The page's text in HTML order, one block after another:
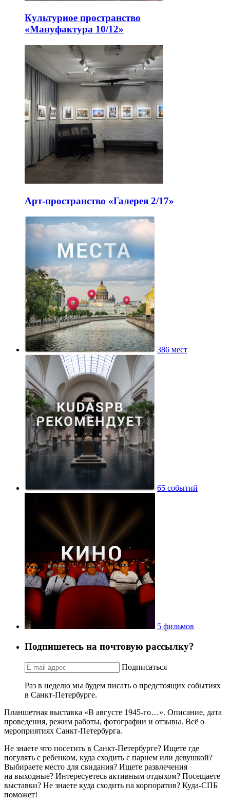
Культурное пространство
«Мануфактура 10/12»
Арт-пространство «Галерея 2/17»
386 мест
65 событий
5 фильмов
Подпишетесь на почтовую рассылку?
Подписаться
Раз в неделю мы будем писать о предстоящих событиях
в Санкт-Петербурге.
Планшетная выставка «В августе 1945-го…». Описание, дата
проведения, режим работы, фотографии и отзывы. Всё о
мероприятиях Санкт-Петербурга.
Не знаете что посетить в Санкт-Петербурге? Ищете где
погулять с ребенком, куда сходить с парнем или девушкой?
Выбираете место для свидания? Ищете развлечения
на выходные? Интересуетесь активным отдыхом? Посещаете
выставки? Не знаете куда сходить на корпоратив? Куда-СПБ
поможет!